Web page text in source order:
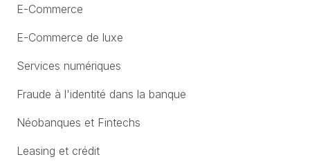
E-Commerce
E-Commerce de luxe
Services numériques
Fraude à l'identité dans la banque
Néobanques et Fintechs
Leasing et crédit